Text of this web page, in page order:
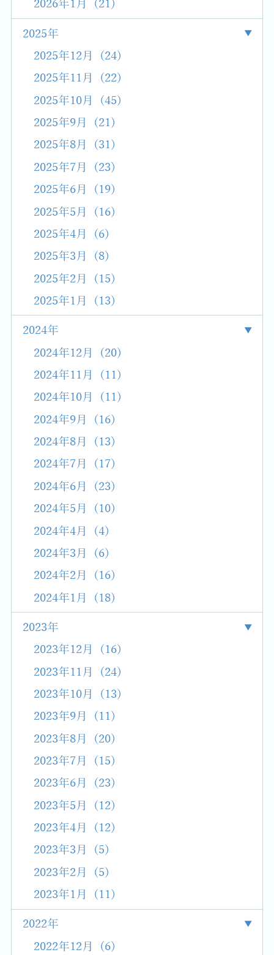
2026年1月 (21)
2025年
2025年12月 (24)
2025年11月 (22)
2025年10月 (45)
2025年9月 (21)
2025年8月 (31)
2025年7月 (23)
2025年6月 (19)
2025年5月 (16)
2025年4月 (6)
2025年3月 (8)
2025年2月 (15)
2025年1月 (13)
2024年
2024年12月 (20)
2024年11月 (11)
2024年10月 (11)
2024年9月 (16)
2024年8月 (13)
2024年7月 (17)
2024年6月 (23)
2024年5月 (10)
2024年4月 (4)
2024年3月 (6)
2024年2月 (16)
2024年1月 (18)
2023年
2023年12月 (16)
2023年11月 (24)
2023年10月 (13)
2023年9月 (11)
2023年8月 (20)
2023年7月 (15)
2023年6月 (23)
2023年5月 (12)
2023年4月 (12)
2023年3月 (5)
2023年2月 (5)
2023年1月 (11)
2022年
2022年12月 (6)